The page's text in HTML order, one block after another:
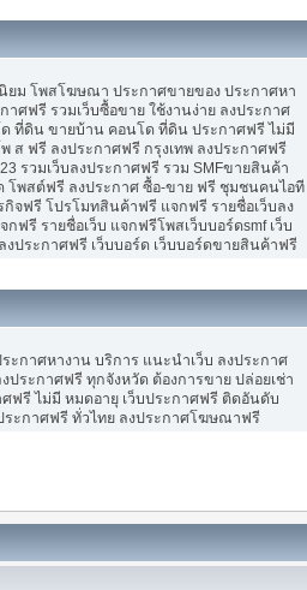
ยม โพสโฆษณา ประกาศขายของ ประกาศหา
าศฟรี รวมเว็บซื้อขาย ใช้งานง่าย ลงประกาศ
ที่ดิน ขายบ้าน คอนโด ที่ดิน ประกาศฟรี ไม่มี
ส ฟรี ลงประกาศฟรี กรุงเทพ ลงประกาศฟรี
รวมเว็บลงประกาศฟรี รวม SMFขายสินค้า
โพสต์ฟรี ลงประกาศ ซื้อ-ขาย ฟรี ชุมชนคนไอที
จฟรี โปรโมทสินค้าฟรี แจกฟรี รายชื่อเว็บลง
ฟรี รายชื่อเว็บ แจกฟรีโพสเว็บบอร์ดsmf เว็บ
ประกาศฟรี เว็บบอร์ด เว็บบอร์ดขายสินค้าฟรี
กาศหางาน บริการ แนะนำเว็บ ลงประกาศ
ประกาศฟรี ทุกจังหวัด ต้องการขาย ปล่อยเช่า
รี ไม่มี หมดอายุ เว็บประกาศฟรี ติดอันดับ
ระกาศฟรี ทั่วไทย ลงประกาศโฆษณาฟรี